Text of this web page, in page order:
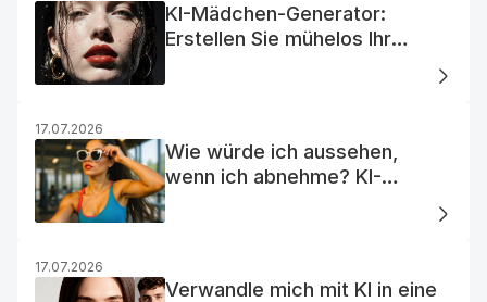
KI-Mädchen-Generator:
Erstellen Sie mühelos Ihr
17.07.2026
Wie würde ich aussehen,
wenn ich abnehme? KI-
17.07.2026
Verwandle mich mit KI in eine